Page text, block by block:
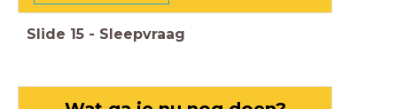
Slide 15 - Sleepvraag